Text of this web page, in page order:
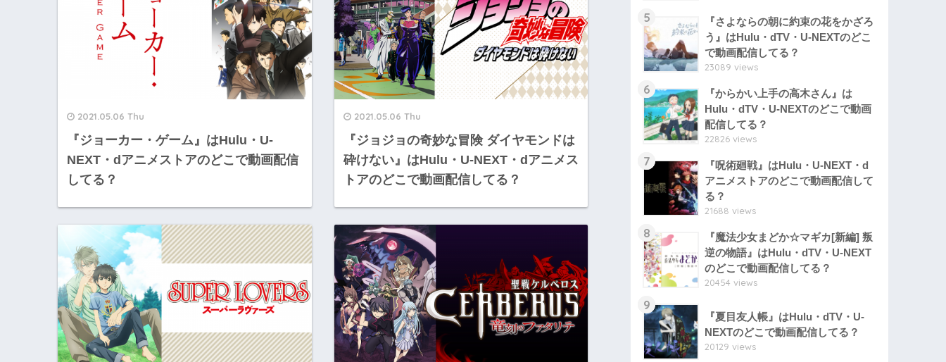
2021.05.06 Thu
『ジョーカー・ゲーム』はHulu・U-
NEXT・dアニメストアのどこで動画配信
してる？
2021.05.06 Thu
『ジョジョの奇妙な冒険 ダイヤモンドは
砕けない』はHulu・U-NEXT・dアニメス
トアのどこで動画配信してる？
5
『さよならの朝に約束の花をかざろ
う』はHulu・dTV・U-NEXTのどこ
で動画配信してる？
23089 views
6
『からかい上手の高木さん』は
Hulu・dTV・U-NEXTのどこで動画
配信してる？
22826 views
7
『呪術廻戦』はHulu・U-NEXT・d
アニメストアのどこで動画配信して
る？
21688 views
8
『魔法少女まどか☆マギカ[新編] 叛
逆の物語』はHulu・dTV・U-NEXT
のどこで動画配信してる？
20454 views
9
『夏目友人帳』はHulu・dTV・U-
NEXTのどこで動画配信してる？
20129 views